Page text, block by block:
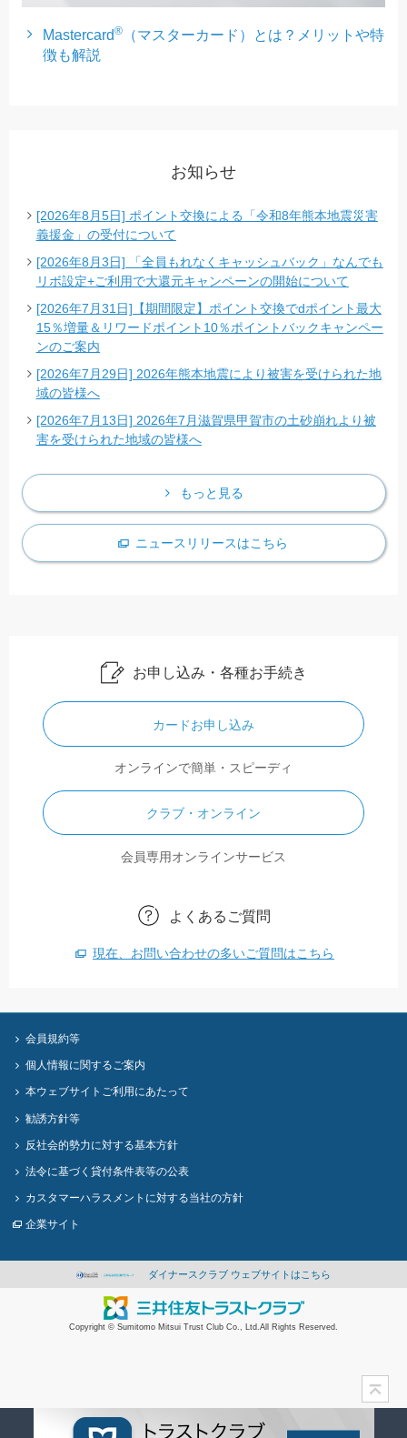
Mastercard®
（マスターカード）とは？メリットや特
徴も解説
お知らせ
[2026年8月5日] ポイント交換による「令和8年熊本地震災害
義援金」の受付について
[2026年8月3日] 「全員もれなくキャッシュバック」なんでも
リボ設定+ご利用で大還元キャンペーンの開始について
[2026年7月31日]【期間限定】ポイント交換でdポイント最大
15％増量＆リワードポイント10％ポイントバックキャンペー
ンのご案内
[2026年7月29日] 2026年熊本地震により被害を受けられた地
域の皆様へ
[2026年7月13日] 2026年7月滋賀県甲賀市の土砂崩れより被
害を受けられた地域の皆様へ
もっと見る
ニュースリリースはこちら
お申し込み・各種お手続き
カードお申し込み
オンラインで簡単・スピーディ
クラブ・オンライン
会員専用オンラインサービス
よくあるご質問
現在、お問い合わせの多いご質問はこちら
会員規約等
個人情報に関するご案内
本ウェブサイトご利用にあたって
勧誘方針等
反社会的勢力に対する基本方針
法令に基づく貸付条件表等の公表
カスタマーハラスメントに対する当社の方針
企業サイト
ダイナースクラブ ウェブサイトはこちら
Copyright © Sumitomo Mitsui Trust Club Co., Ltd.All Rights Reserved.